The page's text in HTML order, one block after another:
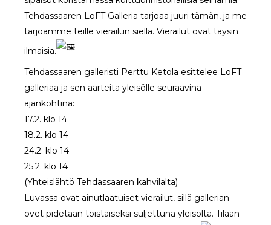
Tehdassaaren LoFT Galleria tarjoaa juuri tämän, ja me
tarjoamme teille vierailun siellä. Vierailut ovat täysin
ilmaisia.
Tehdassaaren galleristi Perttu Ketola esittelee LoFT
galleriaa ja sen aarteita yleisölle seuraavina
ajankohtina:
17.2. klo 14
18.2. klo 14
24.2. klo 14
25.2. klo 14
(Yhteislähtö Tehdassaaren kahvilalta)
Luvassa ovat ainutlaatuiset vierailut, sillä gallerian
ovet pidetään toistaiseksi suljettuna yleisöltä. Tilaan